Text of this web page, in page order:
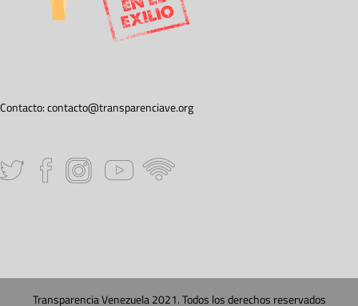
Contacto:contacto@transparenciave.org
Transparencia Venezuela 2021. Todos los derechos reservados